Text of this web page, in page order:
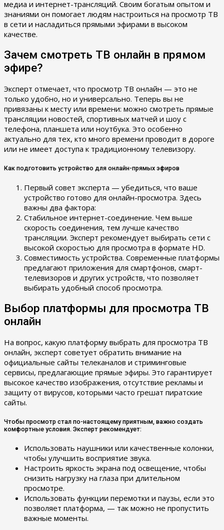
медиа и интернет-трансляций. Своим богатым опытом и
знаниями он помогает людям настроиться на просмотр ТВ
в сети и насладиться прямыми эфирами в высоком
качестве.
Зачем смотреть ТВ онлайн в прямом
эфире?
Эксперт отмечает, что просмотр ТВ онлайн — это не
только удобно, но и универсально. Теперь вы не
привязаны к месту или времени: можно смотреть прямые
трансляции новостей, спортивных матчей и шоу с
телефона, планшета или ноутбука. Это особенно
актуально для тех, кто много времени проводит в дороге
или не имеет доступа к традиционному телевизору.
Как подготовить устройство для онлайн-прямых эфиров
Первый совет эксперта — убедиться, что ваше
устройство готово для онлайн-просмотра. Здесь
важны два фактора:
Стабильное интернет-соединение. Чем выше
скорость соединения, тем лучше качество
трансляции. Эксперт рекомендует выбирать сети с
высокой скоростью для просмотра в формате HD.
Совместимость устройства. Современные платформы
предлагают приложения для смартфонов, смарт-
телевизоров и других устройств, что позволяет
выбирать удобный способ просмотра.
Выбор платформы для просмотра ТВ
онлайн
На вопрос, какую платформу выбрать для просмотра ТВ
онлайн, эксперт советует обратить внимание на
официальные сайты телеканалов и стриминговые
сервисы, предлагающие прямые эфиры. Это гарантирует
высокое качество изображения, отсутствие рекламы и
защиту от вирусов, которыми часто грешат пиратские
сайты.
Чтобы просмотр стал по-настоящему приятным, важно создать
комфортные условия. Эксперт рекомендует:
Использовать наушники или качественные колонки,
чтобы улучшить восприятие звука.
Настроить яркость экрана под освещение, чтобы
снизить нагрузку на глаза при длительном
просмотре.
Использовать функции перемотки и паузы, если это
позволяет платформа, — так можно не пропустить
важные моменты.